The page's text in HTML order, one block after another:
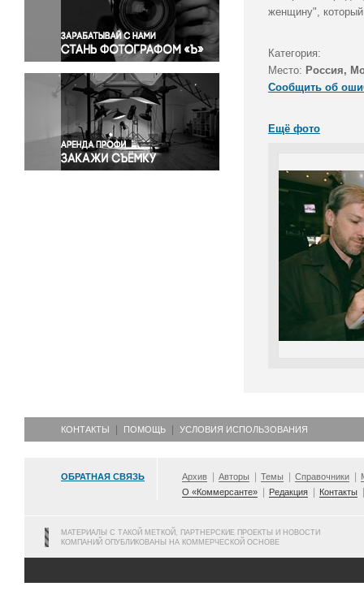
Правосудие
Происшествия и конфликты
Религия
Светская жизнь
Спорт
Экология
Экономика и бизнес
женщину", который
Категория:
Место: Россия,
Сообщить об
Ещё фото
КОНТАКТЫ ПОМОЩЬ УСЛОВИЯ ИСПОЛЬЗОВАНИЯ
ОБРАТНАЯ СВЯЗЬ Архив Авторы Темы Справочники
О «Коммерсанте»
Редакция Контакты
МАТЕРИАЛЫ С ТАКОЙ МЕТКОЙ, ПАРТНЕРСКИЕ ПРОЕКТЫ И НОВОСТИ
КОМПАНИЙ ОПУБЛИКОВАНЫ НА КОММЕРЧЕСКОЙ ОСНОВЕ